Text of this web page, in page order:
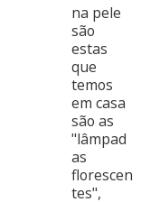
na pele
são
estas
que
temos
em casa
são as
"lâmpad
as
florescen
tes",